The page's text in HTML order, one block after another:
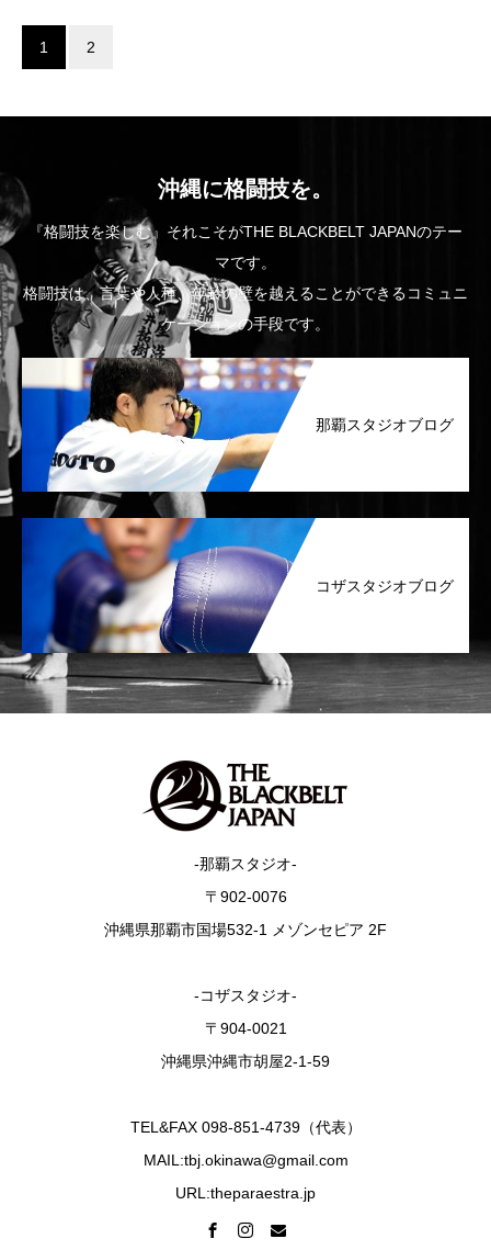
1 2
沖縄に格闘技を。
『格闘技を楽しむ』それこそがTHE BLACKBELT JAPANのテー
マです。
格闘技は、言葉や人種、年齢の壁を越えることができるコミュニ
ケーションの手段です。
那覇スタジオブログ
コザスタジオブログ
-那覇スタジオ-
〒902-0076
沖縄県那覇市国場532-1 メゾンセピア 2F
-コザスタジオ-
〒904-0021
沖縄県沖縄市胡屋2-1-59
TEL&FAX 098-851-4739（代表）
MAIL:tbj.okinawa@gmail.com
URL:theparaestra.jp